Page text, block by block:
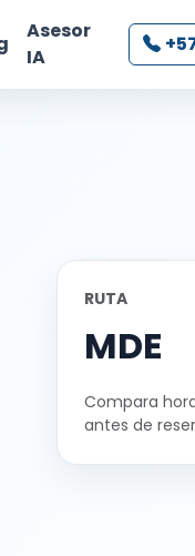
Asesor
IA
RUTA
MDE
Compara
antes de